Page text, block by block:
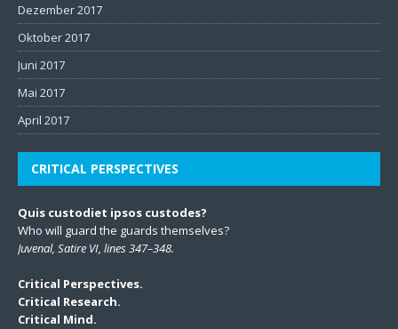
Dezember 2017
Oktober 2017
Juni 2017
Mai 2017
April 2017
CRITICAL PERSPECTIVES
Quis custodiet ipsos custodes?
Who will guard the guards themselves?
Juvenal, Satire VI, lines 347–348.
Critical Perspectives.
Critical Research.
Critical Mind.